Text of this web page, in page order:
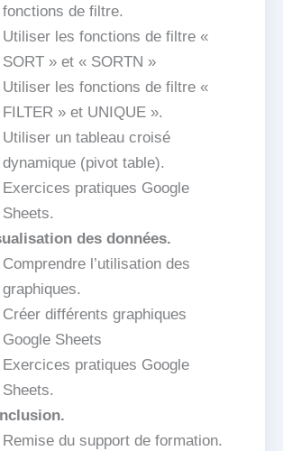
fonctions de filtre.
Utiliser les fonctions de filtre «
SORT » et « SORTN »
Utiliser les fonctions de filtre «
FILTER » et UNIQUE ».
Utiliser un tableau croisé
dynamique (pivot table).
Exercices pratiques Google
Sheets.
des données.
Comprendre l’utilisation des
graphiques.
Créer différents graphiques
Google Sheets
Exercices pratiques Google
Sheets.
Remise du support de formation.